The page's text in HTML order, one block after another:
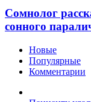
как
быстро
выйти
сонного
паралича
Сомнолог
сонного
Новые
Популярные
Комментарии